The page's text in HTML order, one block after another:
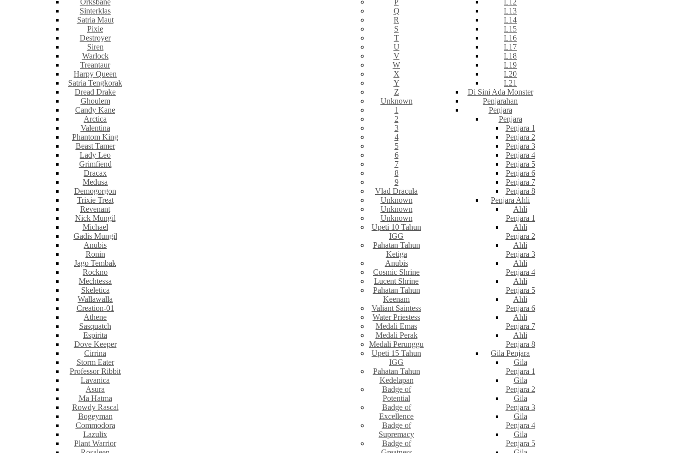
Orksbane
Sinterklas
Satria Maut
Pixie
Destroyer
Siren
Warlock
Treantaur
Harpy Queen
Satria Tengkorak
Dread Drake
Ghoulem
Candy Kane
Arctica
Valentina
Phantom King
Beast Tamer
Lady Leo
Grimfiend
Dracax
Medusa
Demogorgon
Trixie Treat
Revenant
Nick Mungil
Michael
Gadis Mungil
Anubis
Ronin
Jago Tembak
Rockno
Mechtessa
Skeletica
Wallawalla
Creation-01
Athene
Sasquatch
Espirita
Dove Keeper
Cirrina
Storm Eater
Professor Ribbit
Lavanica
Asura
Ma Hatma
Rowdy Rascal
Bogeyman
Commodora
Lazulix
Plant Warrior
P
Q
R
S
T
U
V
W
X
Y
Z
Unknown
1
2
3
4
5
6
7
8
9
Vlad Dracula
Unknown
Unknown
Unknown
Upeti 10 Tahun
IGG
Pahatan Tahun
Ketiga
Anubis
Cosmic Shrine
Lucent Shrine
Pahatan Tahun
Keenam
Valiant Saintess
Water Priestess
Medali Emas
Medali Perak
Medali Perunggu
Upeti 15 Tahun
IGG
Pahatan Tahun
Kedelapan
Badge of
Potential
Badge of
Excellence
Badge of
Supremacy
Badge of
L12
L13
L14
L15
L16
L17
L18
L19
L20
L21
Di Sini Ada Monster
Penjarahan
Penjara
Penjara
Penjara 1
Penjara 2
Penjara 3
Penjara 4
Penjara 5
Penjara 6
Penjara 7
Penjara 8
Penjara Ahli
Ahli
Penjara 1
Ahli
Penjara 2
Ahli
Penjara 3
Ahli
Penjara 4
Ahli
Penjara 5
Ahli
Penjara 6
Ahli
Penjara 7
Ahli
Penjara 8
Gila Penjara
Gila
Penjara 1
Gila
Penjara 2
Gila
Penjara 3
Gila
Penjara 4
Gila
Penjara 5